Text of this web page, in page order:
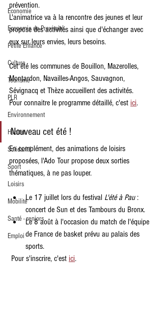
Economie
Economie de Proximité
Petite Enfance
Culture
Tourisme
PLR
Environnement
Habitat
Solidarité
Sport
Loisirs
Mobilité
Santé - seniors
Emploi
prévention.
L'animatrice va à la rencontre des jeunes et leur
propose des activités ainsi que d'échanger avec
eux sur leurs envies, leurs besoins.
Cet été les communes de Bouillon, Mazerolles,
Montardon, Navailles-Angos, Sauvagnon,
Sévignacq et Thèze accueillent des activités.
Pour connaitre le programme détaillé, c'est ici.
Nouveau cet été !
En complément, des animations de loisirs
proposées, l'Ado Tour propose deux sorties
thématiques, à ne pas louper.
Le 17 juillet lors du festival L'été à Pau :
concert de Sun et des Tambours du Bronx.
Le 8 août à l'occasion du match de l'équipe
de France de basket prévu au palais des
sports.
Pour s'inscrire, c'est ici.